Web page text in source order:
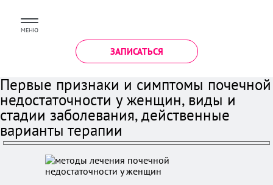
МЕНЮ
ЗАПИСАТЬСЯ
Первые признаки и симптомы почечной
недостаточности у женщин, виды и
стадии заболевания, действенные
варианты терапии